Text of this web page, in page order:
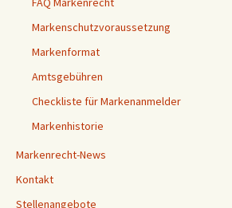
Markenschutzvoraussetzung
Markenformat
Amtsgebühren
Checkliste für Markenanmelder
Markenhistorie
Markenrecht-News
Kontakt
Stellenangebote